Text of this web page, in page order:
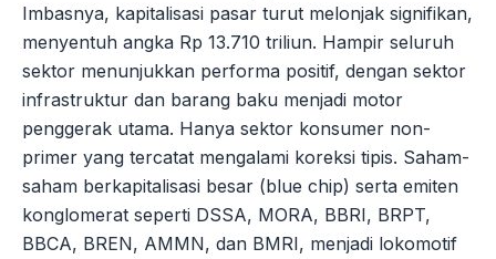
Imbasnya, kapitalisasi pasar turut melonjak signifikan,
menyentuh angka Rp 13.710 triliun. Hampir seluruh
sektor menunjukkan performa positif, dengan sektor
infrastruktur dan barang baku menjadi motor
penggerak utama. Hanya sektor konsumer non-
primer yang tercatat mengalami koreksi tipis. Saham-
saham berkapitalisasi besar (blue chip) serta emiten
konglomerat seperti DSSA, MORA, BBRI, BRPT,
BBCA, BREN, AMMN, dan BMRI, menjadi lokomotif